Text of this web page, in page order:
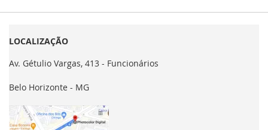
LOCALIZAÇÃO
Av. Gétulio Vargas, 413 - Funcionários
Belo Horizonte - MG